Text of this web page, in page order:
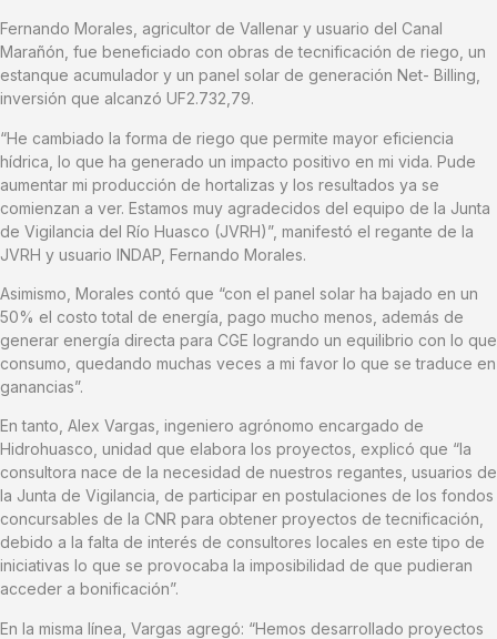
Fernando Morales, agricultor de Vallenar y usuario del Canal
Marañón, fue beneficiado con obras de tecnificación de riego, un
estanque acumulador y un panel solar de generación Net- Billing,
inversión que alcanzó UF2.732,79.
“He cambiado la forma de riego que permite mayor eficiencia
hídrica, lo que ha generado un impacto positivo en mi vida. Pude
aumentar mi producción de hortalizas y los resultados ya se
comienzan a ver. Estamos muy agradecidos del equipo de la Junta
de Vigilancia del Río Huasco (JVRH)”, manifestó el regante de la
JVRH y usuario INDAP, Fernando Morales.
Asimismo, Morales contó que “con el panel solar ha bajado en un
50% el costo total de energía, pago mucho menos, además de
generar energía directa para CGE logrando un equilibrio con lo que
consumo, quedando muchas veces a mi favor lo que se traduce en
ganancias”.
En tanto, Alex Vargas, ingeniero agrónomo encargado de
Hidrohuasco, unidad que elabora los proyectos, explicó que “la
consultora nace de la necesidad de nuestros regantes, usuarios de
la Junta de Vigilancia, de participar en postulaciones de los fondos
concursables de la CNR para obtener proyectos de tecnificación,
debido a la falta de interés de consultores locales en este tipo de
iniciativas lo que se provocaba la imposibilidad de que pudieran
acceder a bonificación”.
En la misma línea, Vargas agregó: “Hemos desarrollado proyectos